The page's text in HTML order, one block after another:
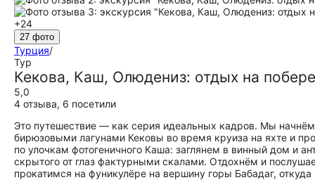
+24
27 фото
Турция/
Тур
Кекова, Каш, Олюдениз: отдых на
5,0
4 отзыва, 6 посетили
Это путешествие — как серия идеальных кадров. Мы
бирюзовыми лагунами Кековы во время круиза на яхте и
по улочкам фотогеничного Каша: заглянем в винный дом и
скрытого от глаз фактурными скалами. Отдохнём и
прокатимся на фуникулёре на вершину горы Бабадаг,